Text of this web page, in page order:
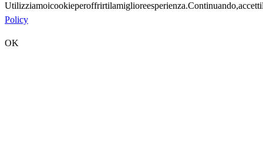
Utilizziamoicookieperoffrirtilamiglioreesperienza.Continuando,accetti
Policy
OK